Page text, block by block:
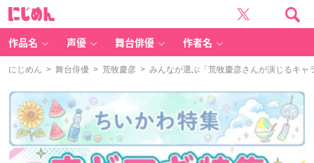
作品名 声優 舞台俳優 作者名
にじめん > 舞台俳優 > 荒牧慶彦 > みんなが選ぶ「荒牧慶彦さんが演じるキャ